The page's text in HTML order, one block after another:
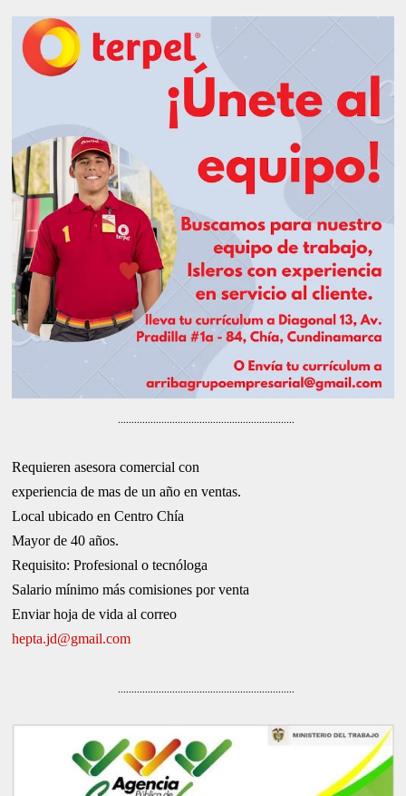
.................................................................
Requieren asesora comercial con
experiencia de mas de un año en ventas.
Local ubicado en Centro Chía
Mayor de 40 años.
Requisito: Profesional o tecnóloga
Salario mínimo más comisiones por venta
Enviar hoja de vida al correo
hepta.jd@gmail.com
.................................................................